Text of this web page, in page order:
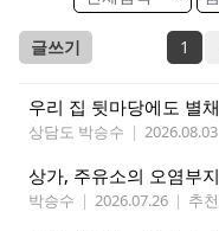
글쓰기 1
우리 집 뒷마당에도 별
상담도 박승수 | 2026.08.03
상가, 주유소의 오염부
박승수 | 2026.07.26 | 추